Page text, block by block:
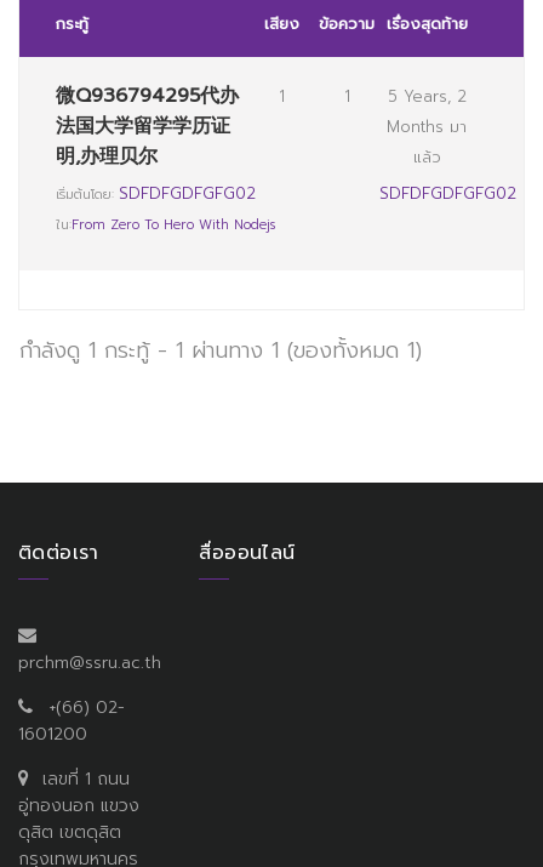
กระทู้ เสียง ข้อความ เรื่องสุดท้าย
微Q936794295代办
法国大学留学学历证
明,办理贝尔
เริ่มต้นโดย: SDFDFGDFGFG02
ใน:From Zero To Hero With Nodejs
1 1
5 Years, 2
Months มา
แล้ว
SDFDFGDFGFG02
กำลังดู 1 กระทู้ - 1 ผ่านทาง 1 (ของทั้งหมด 1)
ติดต่อเรา
prchm@ssru.ac.th
+(66) 02-
1601200
เลขที่ 1 ถนน
อู่ทองนอก แขวง
ดุสิต เขตดุสิต
กรุงเทพมหานคร
สื่อออนไลน์